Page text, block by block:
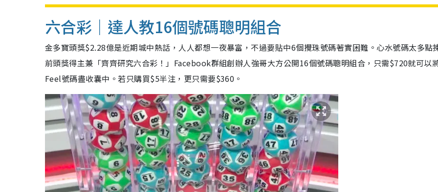
六合彩｜達人教16個號碼聰明組合
金多寶頭獎$2.28億是近期城中熱話，人人都想一夜暴富，不過要貼中6個攪珠號碼著實困難。心水號碼太多點
前頭獎得主兼「齊齊研究六合彩！」Facebook群組創辦人強哥大方公開16個號碼聰明組合，只需$720就可以
Feel號碼盡收囊中。若只購買$5半注，更只需要$360。